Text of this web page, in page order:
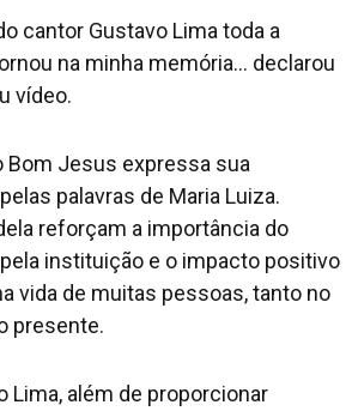
cantor Gustavo Lima toda a
na minha memória… declarou
vídeo.
Bom Jesus expressa sua
palavras de Maria Luiza.
reforçam a importância do
instituição e o impacto positivo
vida de muitas pessoas, tanto no
presente.
Lima, além de proporcionar